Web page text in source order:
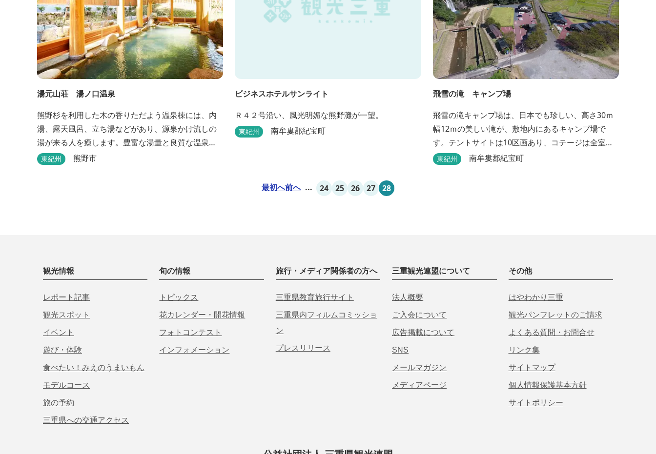
湯元山荘 湯ノ口温泉
熊野杉を利用した木の香りただよう温泉棟には、内
湯、露天風呂、立ち湯などがあり、源泉かけ流しの
湯が来る人を癒します。豊富な湯量と良質な温泉
で、日帰り入浴はもちろん、バンガローやロッジな
東紀州 熊野市
ビジネスホテルサンライト
Ｒ４２号沿い、風光明媚な熊野灘が一望。
東紀州 南牟婁郡紀宝町
飛雪の滝 キャンプ場
飛雪の滝キャンプ場は、日本でも珍しい、高さ30ｍ
幅12ｍの美しい滝が、敷地内にあるキャンプ場で
す。テントサイトは10区画あり、コテージは全室で8
棟あります。近年は滝つぼを水風呂にしたサウナが
東紀州 南牟婁郡紀宝町
最初へ前へ ... 24 25 26 27 28
観光情報
レポート記事
観光スポット
イベント
遊び・体験
食べたい！みえのうまいもん
モデルコース
旅の予約
三重県への交通アクセス
旬の情報
トピックス
花カレンダー・開花情報
フォトコンテスト
インフォメーション
旅行・メディア関係者の方へ
三重県教育旅行サイト
三重県内フィルムコミッショ
ン
プレスリリース
三重観光連盟について
法人概要
ご入会について
広告掲載について
SNS
メールマガジン
メディアページ
その他
はやわかり三重
観光パンフレットのご請求
よくある質問・お問合せ
リンク集
サイトマップ
個人情報保護基本方針
サイトポリシー